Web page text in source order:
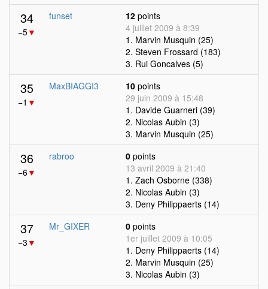
34
−5▼
funset 12 points
4 juillet 2009 à 8:39
1. Marvin Musquin (25)
2. Steven Frossard (183)
3. Rui Goncalves (5)
35
−1 ▼
MaxBIAGGI3 10 points
29 juin 2009 à 15:48
1. Davide Guarneri (39)
2. Nicolas Aubin (3)
3. Marvin Musquin (25)
36
−6▼
rabroo 0 points
13 avril 2009 à 21:40
1. Zach Osborne (338)
2. Nicolas Aubin (3)
3. Deny Philippaerts (14)
37
−3 ▼
Mr_GIXER 0 points
1er juillet 2009 à 10:05
1. Deny Philippaerts (14)
2. Marvin Musquin (25)
3. Nicolas Aubin (3)